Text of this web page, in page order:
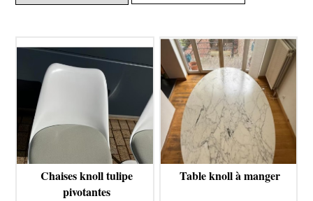
Chaises knoll tulipe
pivotantes
Table knoll à manger